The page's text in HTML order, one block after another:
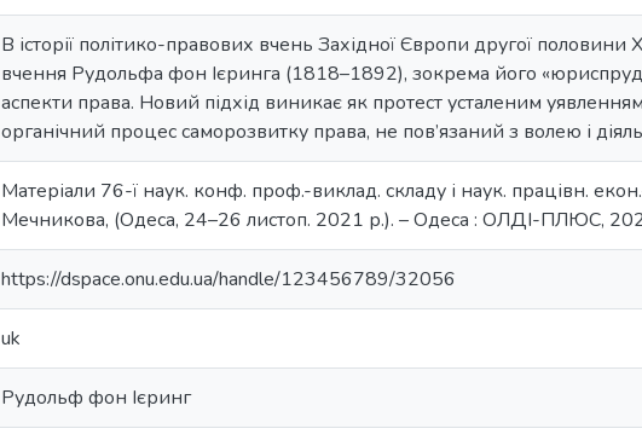
В історії політико-правових вчень Західної Європи другої половини
вчення Рудольфа фон Ієринга (1818–1892), зокрема його
аспекти права. Новий підхід виникає як протест усталеним
органічний процес саморозвитку права, не пов’язаний з волею і
Матеріали 76-ї наук. конф. проф.-виклад. складу і наук. працівн.
Мечникова, (Одеса, 24–26 листоп. 2021 р.). – Одеса : ОЛДІ-ПЛЮС,
https://dspace.onu.edu.ua/handle/123456789/32056
uk
Рудольф фон Ієринг